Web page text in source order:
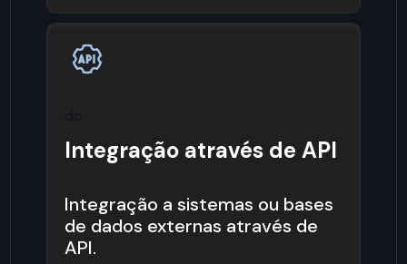
Integração através de API
Integração a sistemas ou bases
de dados externas através de
API.